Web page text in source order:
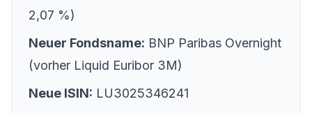
2,07 %)
Neuer Fondsname: BNP Paribas Overnight
(vorher Liquid Euribor 3M)
Neue ISIN: LU3025346241